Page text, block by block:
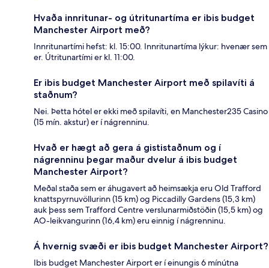
Hvaða innritunar- og útritunartíma er ibis budget
Manchester Airport með?
Innritunartími hefst: kl. 15:00. Innritunartíma lýkur: hvenær sem
er. Útritunartími er kl. 11:00.
Er ibis budget Manchester Airport með spilavíti á
staðnum?
Nei. Þetta hótel er ekki með spilavíti, en Manchester235 Casino
(15 mín. akstur) er í nágrenninu.
Hvað er hægt að gera á gististaðnum og í
nágrenninu þegar maður dvelur á ibis budget
Manchester Airport?
Meðal staða sem er áhugavert að heimsækja eru Old Trafford
knattspyrnuvöllurinn (15 km) og Piccadilly Gardens (15,3 km)
auk þess sem Trafford Centre verslunarmiðstöðin (15,5 km) og
AO-leikvangurinn (16,4 km) eru einnig í nágrenninu.
Á hvernig svæði er ibis budget Manchester Airport?
Ibis budget Manchester Airport er í einungis 6 mínútna